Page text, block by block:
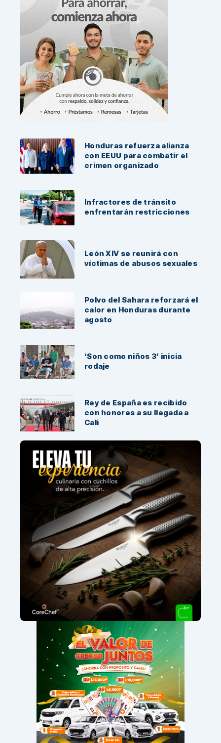
Honduras refuerza alianza
con EEUU para combatir el
crimen organizado
Infractores de tránsito
enfrentarán restricciones
León XIV se reunirá con
víctimas de abusos sexuales
Polvo del Sahara reforzará el
calor en Honduras durante
agosto
‘Son como niños 3’ inicia
rodaje
Rey de España es recibido
con honores a su llegada a
Cali